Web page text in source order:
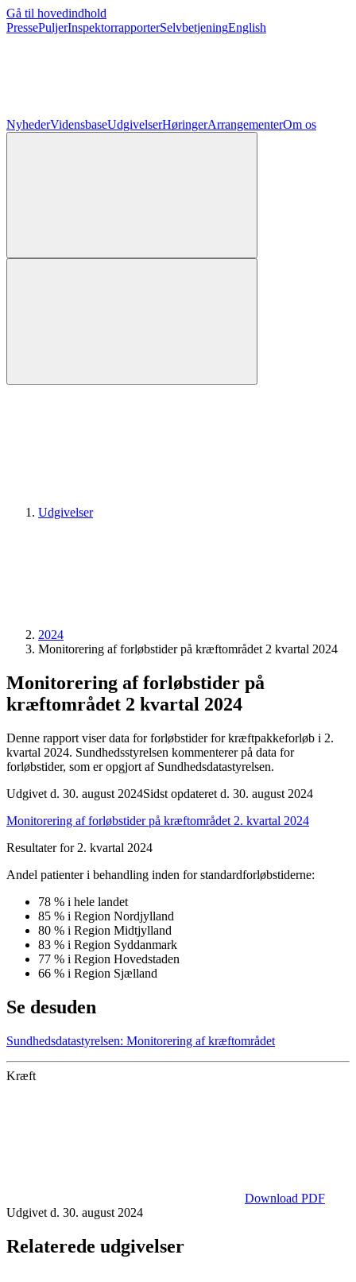
Gå til hovedindhold
PressePuljerInspektorrapporterSelvbetjeningEnglish
NyhederVidensbaseUdgivelserHøringerArrangementerOm os
Udgivelser
2024
Monitorering af forløbstider på kræftområdet 2 kvartal 2024
Monitorering af forløbstider på
kræftområdet 2 kvartal 2024
Denne rapport viser data for forløbstider for kræftpakkeforløb i 2.
kvartal 2024. Sundhedsstyrelsen kommenterer på data for
forløbstider, som er opgjort af Sundhedsdatastyrelsen.
Udgivet d. 30. august 2024Sidst opdateret d. 30. august 2024
Monitorering af forløbstider på kræftområdet 2. kvartal 2024
Resultater for 2. kvartal 2024
Andel patienter i behandling inden for standardforløbstiderne:
78 % i hele landet
85 % i Region Nordjylland
80 % i Region Midtjylland
83 % i Region Syddanmark
77 % i Region Hovedstaden
66 % i Region Sjælland
Se desuden
Sundhedsdatastyrelsen: Monitorering af kræftområdet
Kræft
Download PDF
Udgivet d. 30. august 2024
Relaterede udgivelser